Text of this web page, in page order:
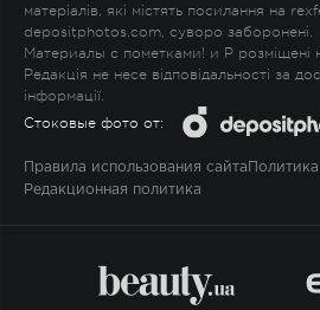
матеріалів, які містять посилання на
depositphotos.com, суворо заборонені.
Материалы с пометками! и P розміщені
Редакція не несе відповідальності за
інформації.
Стоковые фото от:
Правила использования сайта
Редакционная политика